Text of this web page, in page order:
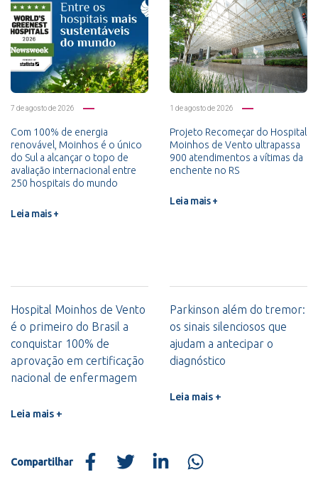
7 de agosto de 2026
Com 100% de energia
renovável, Moinhos é o único
do Sul a alcançar o topo de
avaliação internacional entre
250 hospitais do mundo
Leia mais +
1 de agosto de 2026
Projeto Recomeçar do Hospital
Moinhos de Vento ultrapassa
900 atendimentos a vítimas da
enchente no RS
Leia mais +
Hospital Moinhos de Vento
é o primeiro do Brasil a
conquistar 100% de
aprovação em certificação
nacional de enfermagem
Leia mais +
Parkinson além do tremor:
os sinais silenciosos que
ajudam a antecipar o
diagnóstico
Leia mais +
Compartilhar